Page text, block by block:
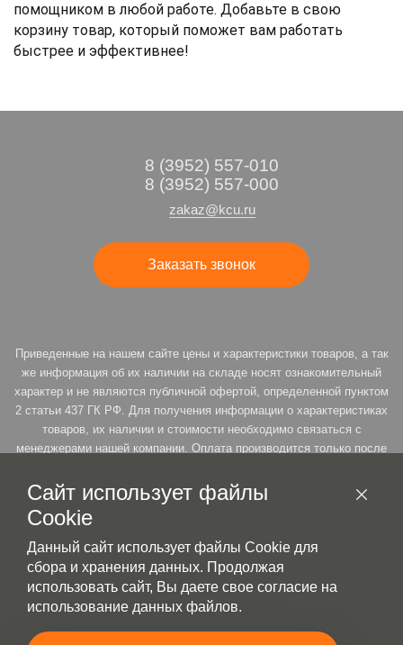
помощником в любой работе. Добавьте в свою
корзину товар, который поможет вам работать
быстрее и эффективнее!
8 (3952) 557-010
8 (3952) 557-000
zakaz@kcu.ru
Заказать звонок
Приведенные на нашем сайте цены и характеристики товаров, а так
же информация об их наличии на складе носят ознакомительный
характер и не являются публичной офертой, определенной пунктом
2 статьи 437 ГК РФ. Для получения информации о характеристиках
товаров, их наличии и стоимости необходимо связаться с
менеджерами нашей компании. Оплата производится только после
возможность пересмотра цены товара под заказ, согласно ст. 485 п.
3 ГК РФ
Политика конфиденциальности
Сайт использует файлы
Cookie
Данный сайт использует файлы Cookie для
сбора и хранения данных. Продолжая
использовать сайт, Вы даете свое согласие на
использование данных файлов.